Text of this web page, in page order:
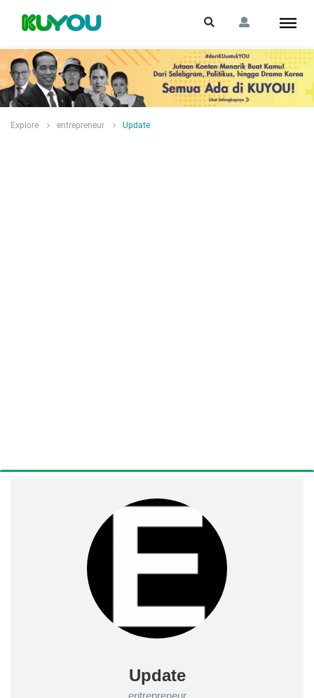
Explore entrepreneur Update
Update
entrepreneur